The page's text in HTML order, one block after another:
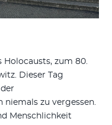
Holocausts, zum 80.
Dieser Tag
niemals zu vergessen.
Menschlichkeit